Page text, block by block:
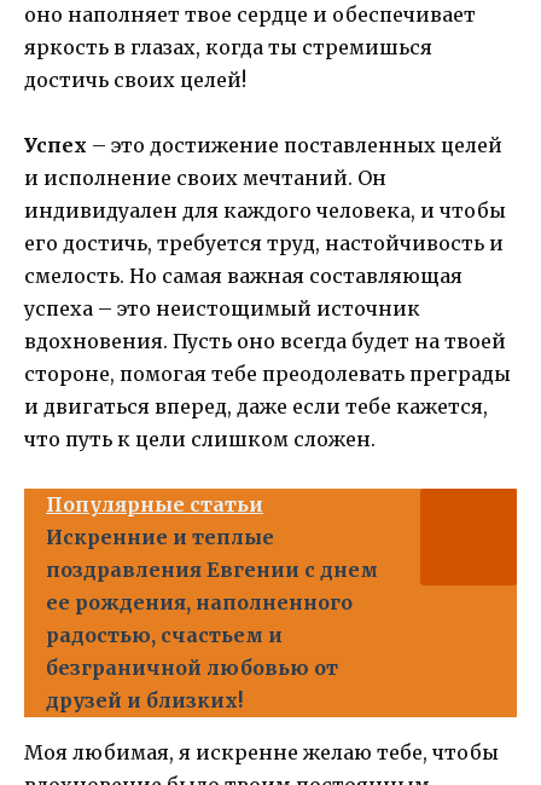
оно наполняет твое сердце и обеспечивает
яркость в глазах, когда ты стремишься
достичь своих целей!
Успех – это достижение поставленных целей
и исполнение своих мечтаний. Он
индивидуален для каждого человека, и чтобы
его достичь, требуется труд, настойчивость и
смелость. Но самая важная составляющая
успеха – это неистощимый источник
вдохновения. Пусть оно всегда будет на твоей
стороне, помогая тебе преодолевать преграды
и двигаться вперед, даже если тебе кажется,
что путь к цели слишком сложен.
Популярные статьи
Искренние и теплые
поздравления Евгении с днем
ее рождения, наполненного
радостью, счастьем и
безграничной любовью от
друзей и близких!
Моя любимая, я искренне желаю тебе, чтобы